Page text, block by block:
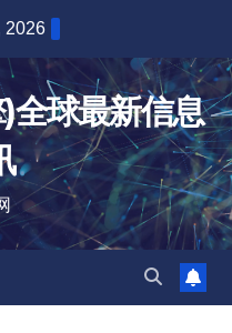
2026
全球最新信息